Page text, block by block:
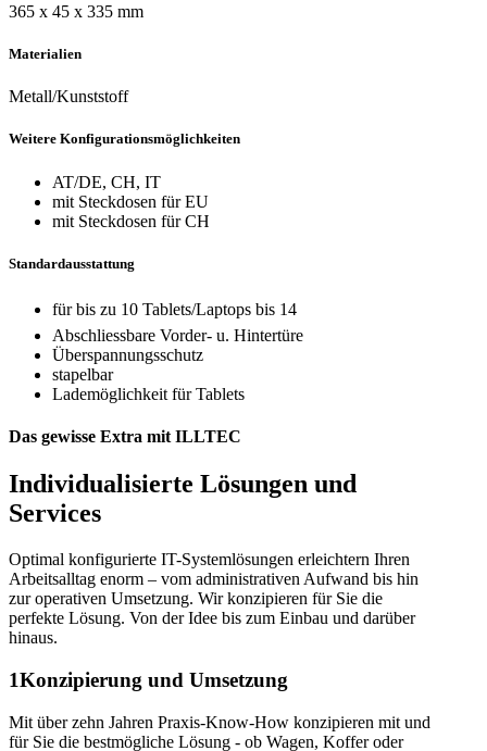
365 x 45 x 335 mm
Materialien
Metall/Kunststoff
Weitere Konfigurationsmöglichkeiten
AT/DE, CH, IT
mit Steckdosen für EU
mit Steckdosen für CH
Standardausstattung
für bis zu 10 Tablets/Laptops bis 14
Abschliessbare Vorder- u. Hintertüre
Überspannungsschutz
stapelbar
Lademöglichkeit für Tablets
Das gewisse Extra mit ILLTEC
Individualisierte Lösungen und
Services
Optimal konfigurierte IT-Systemlösungen erleichtern Ihren
Arbeitsalltag enorm – vom administrativen Aufwand bis hin
zur operativen Umsetzung. Wir konzipieren für Sie die
perfekte Lösung. Von der Idee bis zum Einbau und darüber
hinaus.
1Konzipierung und Umsetzung
Mit über zehn Jahren Praxis-Know-How konzipieren mit und
für Sie die bestmögliche Lösung - ob Wagen, Koffer oder